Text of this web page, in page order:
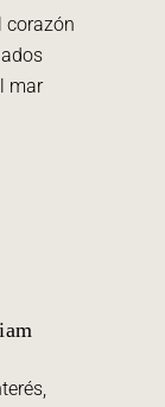
corazón
mar